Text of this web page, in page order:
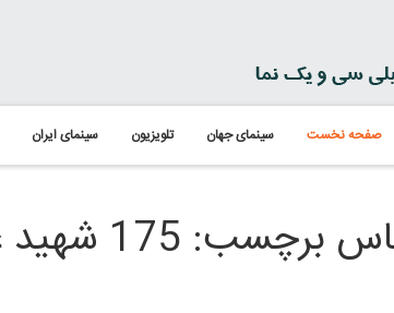
صفحه نخست سینمای جهان تلویزیون سینمای ایران
175 شهید غواص